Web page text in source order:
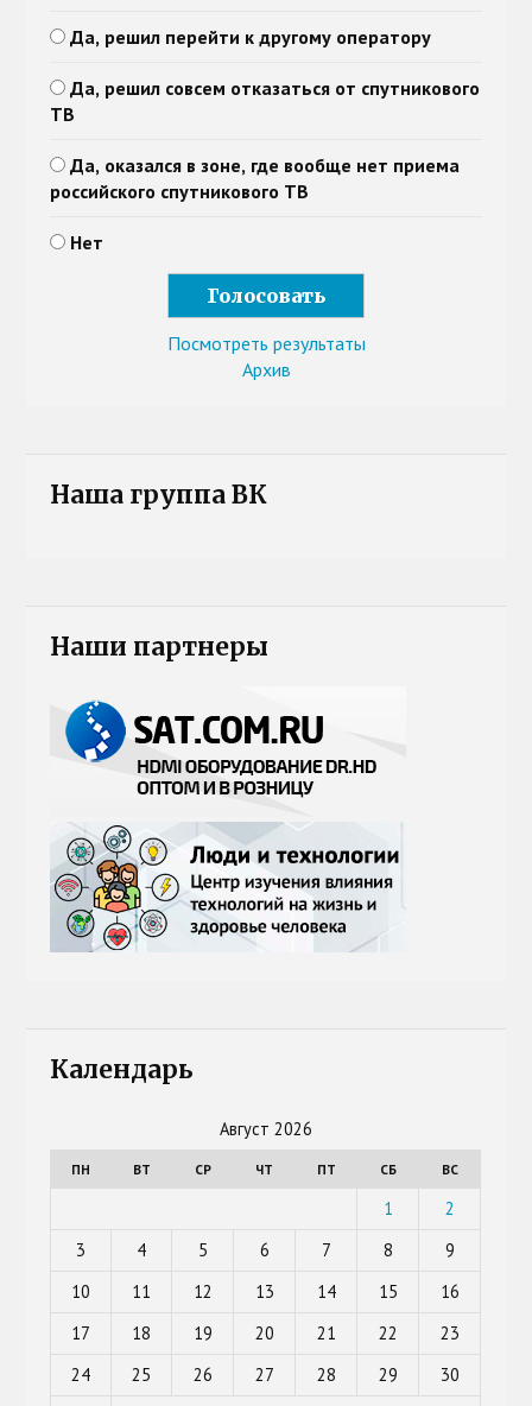
Да, решил перейти к другому оператору
Да, решил совсем отказаться от спутникового
ТВ
Да, оказался в зоне, где вообще нет приема
российского спутникового ТВ
Нет
Посмотреть результаты
Архив
Наша группа ВК
Наши партнеры
Календарь
Август 2026
ПН ВТ СР ЧТ ПТ СБ ВС
1
2
3
4 5 6 7 8
9
10
11 12 13 14 15
16
17
18 19 20 21 22
23
24
25 26 27 28 29
30